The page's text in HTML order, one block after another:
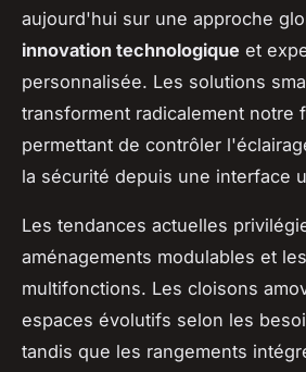
aujourd'hui sur une approche
innovation technologique et
personnalisée. Les solutions
transforment radicalement notre
permettant de contrôler
la sécurité depuis une interface
Les tendances actuelles
aménagements modulables et
multifonctions. Les cloisons
espaces évolutifs selon les
tandis que les rangements